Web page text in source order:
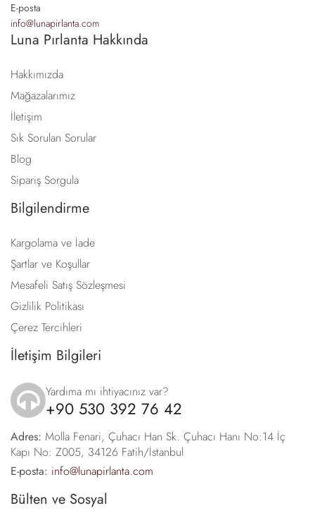
E-posta
info@lunapirlanta.com
Luna Pırlanta Hakkında
Hakkımızda
Mağazalarımız
İletişim
Sık Sorulan Sorular
Blog
Sipariş Sorgula
Bilgilendirme
Kargolama ve İade
Şartlar ve Koşullar
Mesafeli Satış Sözleşmesi
Gizlilik Politikası
Çerez Tercihleri
İletişim Bilgileri
icon
Yardıma mı ihtiyacınız var?
+90 530 392 76 42
Adres: Molla Fenari, Çuhacı Han Sk. Çuhacı Hanı No:14 İç
Kapı No: Z005, 34126 Fatih/İstanbul
E-posta: info@lunapirlanta.com
Bülten ve Sosyal